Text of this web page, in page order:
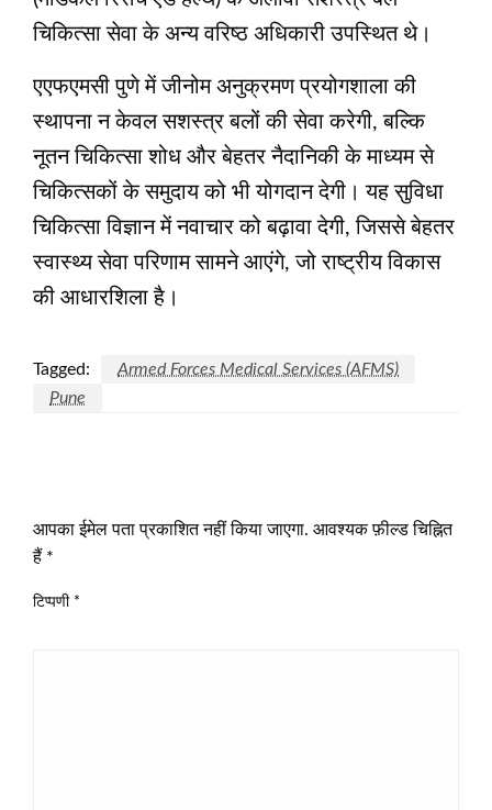
चिकित्सा सेवा के अन्य वरिष्ठ अधिकारी उपस्थित थे।
एएफएमसी पुणे में जीनोम अनुक्रमण प्रयोगशाला की
स्थापना न केवल सशस्त्र बलों की सेवा करेगी, बल्कि
नूतन चिकित्सा शोध और बेहतर नैदानिकी के माध्यम से
चिकित्सकों के समुदाय को भी योगदान देगी। यह सुविधा
चिकित्सा विज्ञान में नवाचार को बढ़ावा देगी, जिससे बेहतर
स्वास्थ्य सेवा परिणाम सामने आएंगे, जो राष्ट्रीय विकास
की आधारशिला है।
Tagged:
Armed Forces Medical Services (AFMS)
Pune
आपका ईमेल पता प्रकाशित नहीं किया जाएगा. आवश्यक फ़ील्ड चिह्नित
हैं *
टिप्पणी *